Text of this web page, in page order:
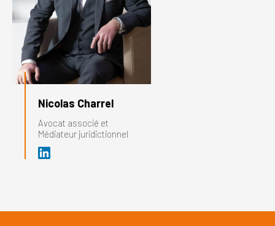
Nicolas Charrel
Avocat associé et
Médiateur juridictionnel